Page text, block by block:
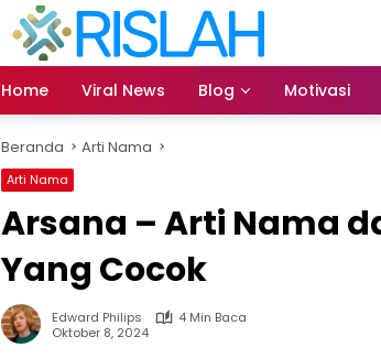
Home Viral News Blog Motivasi
Beranda Arti Nama
Arti Nama
Arsana – Arti Nama
Yang Cocok
Edward Philips
4 Min Baca
Oktober 8, 2024